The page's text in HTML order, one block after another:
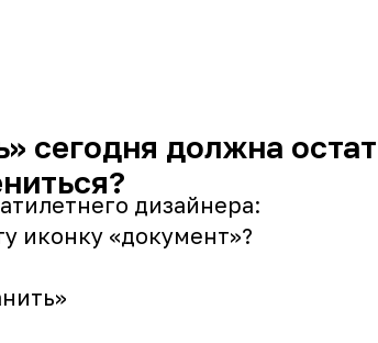
сегодня должна
дизайнера:
иконку «документ»?